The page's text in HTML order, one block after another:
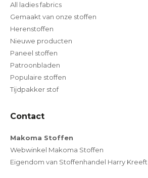
All ladies fabrics
Gemaakt van onze stoffen
Herenstoffen
Nieuwe producten
Paneel stoffen
Patroonbladen
Populaire stoffen
Tijdpakker stof
Contact
Makoma Stoffen
Webwinkel Makoma Stoffen
Eigendom van Stoffenhandel Harry Kreeft